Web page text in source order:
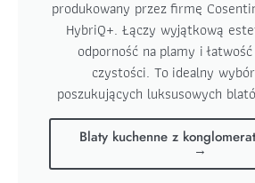
produkowany przez firmę
HybriQ+. Łączy wyjątkową
odporność na plamy i
czystości. To idealny
poszukujących luksusowych
Blaty kuchenne z
→